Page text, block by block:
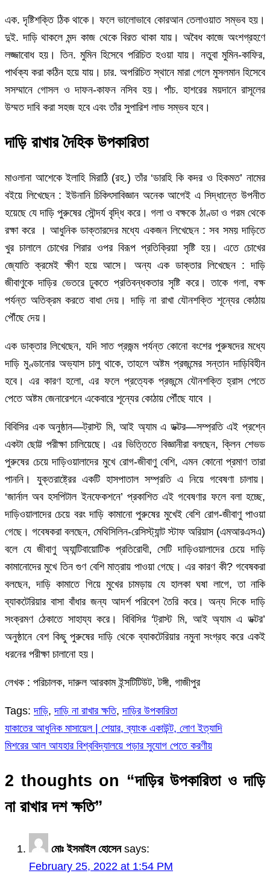
এক. দৃষ্টিশক্তি ঠিক থাকে। ফলে ভালোভাবে কোরআন তেলাওয়াত সম্ভব হয়।
দুই. দাড়ি থাকলে মন্দ কাজ থেকে বিরত থাকা যায়। অবৈধ কাজে অংশগ্রহণে
লজ্জাবোধ হয়। তিন. মুমিন হিসেবে পরিচিত হওয়া যায়। নতুবা মুমিন-কাফির,
পার্থক্য করা কঠিন হয়ে যায়। চার. অপরিচিত স্থানে মারা গেলে মুসলমান হিসেবে
সসম্মানে গোসল ও দাফন-কাফন নসিব হয়। পাঁচ. হাশরের ময়দানে রাসূলের
উম্মত দাবি করা সহজ হবে এবং তাঁর সুপারিশ লাভ সম্ভব হবে।
দাড়ি রাখার দৈহিক উপকারিতা
মাওলানা আশেকে ইলাহি মিরাঠি (রহ.) তাঁর ‘ডারহি কি কদর ও হিকমত’ নামের
বইয়ে লিখেছেন : ইউনানি চিকিৎসাবিজ্ঞান অনেক আগেই এ সিদ্ধান্তে উপনীত
হয়েছে যে দাড়ি পুরুষের সৌন্দর্য বৃদ্ধি করে। গলা ও বক্ষকে ঠাণ্ডা ও গরম থেকে
রক্ষা করে । আধুনিক ডাক্তারদের মধ্যে একজন লিখেছেন : সব সময় দাড়িতে
খুর চালালে চোখের শিরার ওপর বিরূপ প্রতিক্রিয়া সৃষ্টি হয়। এতে চোখের
জ্যোতি ক্রমেই ক্ষীণ হয়ে আসে। অন্য এক ডাক্তার লিখেছেন : দাড়ি
জীবাণুকে দাড়ির ভেতরে ঢুকতে প্রতিবন্ধকতার সৃষ্টি করে। তাকে গলা, বক্ষ
পর্যন্ত অতিক্রম করতে বাধা দেয়। দাড়ি না রাখা যৌনশক্তি শূন্যের কোঠায়
পৌঁছে দেয়।
এক ডাক্তার লিখেছেন, যদি সাত প্রজন্ম পর্যন্ত কোনো বংশের পুরুষদের মধ্যে
দাড়ি মুণ্ডানোর অভ্যাস চালু থাকে, তাহলে অষ্টম প্রজন্মের সন্তান দাড়িবিহীন
হবে। এর কারণ হলো, এর ফলে প্রত্যেক প্রজন্মে যৌনশক্তি হ্রাস পেতে
পেতে অষ্টম জেনারেশনে একেবারে শূন্যের কোঠায় পৌঁছে যাবে ।
বিবিসির এক অনুষ্ঠান—ট্রাস্ট মি, আই অ্যাম এ ডক্টর—সম্প্রতি এই প্রশ্নে
একটা ছোট্ট পরীক্ষা চালিয়েছে। এর ভিত্তিতে বিজ্ঞানীরা বলছেন, ক্লিন শেভড
পুরুষের চেয়ে দাড়িওয়ালাদের মুখে রোগ-জীবাণু বেশি, এমন কোনো প্রমাণ তারা
পাননি। যুক্তরাষ্ট্রের একটি হাসপাতাল সম্প্রতি এ নিয়ে গবেষণা চালায়।
‘জার্নাল অব হসপিটাল ইনফেকশনে’ প্রকাশিত এই গবেষণার ফলে বলা হচ্ছে,
দাড়িওয়ালাদের চেয়ে বরং দাড়ি কামানো পুরুষের মুখেই বেশি রোগ-জীবাণু পাওয়া
গেছে। গবেষকরা বলছেন, মেথিসিলিন-রেসিস্ট্যান্ট স্টাফ অরিয়াস (এমআরএসএ)
বলে যে জীবাণু অ্যান্টিবায়োটিক প্রতিরোধী, সেটি দাড়িওয়ালাদের চেয়ে দাড়ি
কামানোদের মুখে তিন গুণ বেশি মাত্রায় পাওয়া গেছে। এর কারণ কী? গবেষকরা
বলছেন, দাড়ি কামাতে গিয়ে মুখের চামড়ায় যে হালকা ঘষা লাগে, তা নাকি
ব্যাকটেরিয়ার বাসা বাঁধার জন্য আদর্শ পরিবেশ তৈরি করে। অন্য দিকে দাড়ি
সংক্রমণ ঠেকাতে সাহায্য করে। বিবিসির ‘ট্রাস্ট মি, আই অ্যাম এ ডক্টর’
অনুষ্ঠানে বেশ কিছু পুরুষের দাড়ি থেকে ব্যাকটেরিয়ার নমুনা সংগ্রহ করে একই
ধরনের পরীক্ষা চালানো হয়।
লেখক : পরিচালক, দারুল আরকাম ইন্সটিটিউট, টঙ্গী, গাজীপুর
Tags: দাড়ি,দাড়ি না রাখার ক্ষতি,দাড়ির উপকারিতা
Post
যাকাতের আধুনিক মাসায়েল | শেয়ার, ব্যাংক একাউন্ট, লোণ ইত্যাদি
মিশরের আল আযহার বিশ্ববিদ্যালয়ে পড়ার সুযোগ পেতে করণীয়
2 thoughts on “দাড়ির উপকারিতা ও দাড়ি
না রাখার দশ ক্ষতি”
মোঃ ইসমাইল হোসেন says:
February 25, 2022 at 1:54 PM